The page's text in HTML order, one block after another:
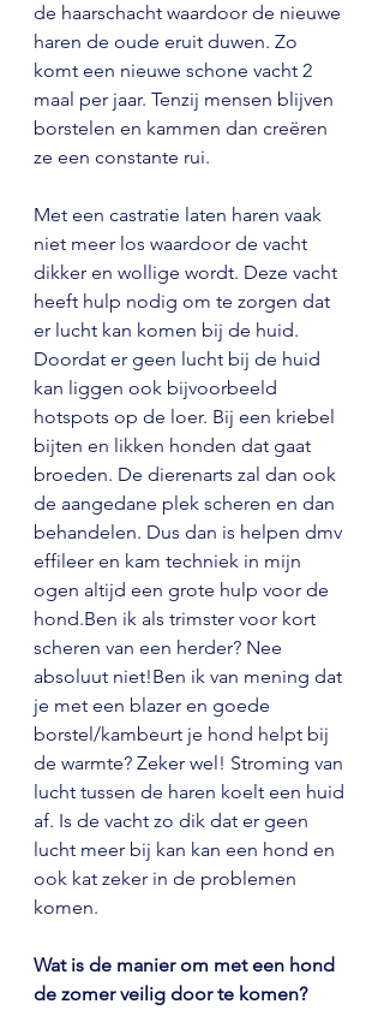
de haarschacht waardoor de nieuwe
haren de oude eruit duwen. Zo
komt een nieuwe schone vacht 2
maal per jaar. Tenzij mensen blijven
borstelen en kammen dan creëren
ze een constante rui.
Met een castratie laten haren vaak
niet meer los waardoor de vacht
dikker en wollige wordt. Deze vacht
heeft hulp nodig om te zorgen dat
er lucht kan komen bij de huid.
Doordat er geen lucht bij de huid
kan liggen ook bijvoorbeeld
hotspots op de loer. Bij een kriebel
bijten en likken honden dat gaat
broeden. De dierenarts zal dan ook
de aangedane plek scheren en dan
behandelen. Dus dan is helpen dmv
effileer en kam techniek in mijn
ogen altijd een grote hulp voor de
hond.Ben ik als trimster voor kort
scheren van een herder? Nee
absoluut niet!Ben ik van mening dat
je met een blazer en goede
borstel/kambeurt je hond helpt bij
de warmte? Zeker wel! Stroming van
lucht tussen de haren koelt een huid
af. Is de vacht zo dik dat er geen
lucht meer bij kan kan een hond en
ook kat zeker in de problemen
komen.
Wat is de manier om met een hond
de zomer veilig door te komen?